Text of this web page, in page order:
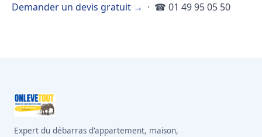
Demander un devis gratuit → · ☎ 01 49 95 05 50
Expert du débarras d'appartement, maison,